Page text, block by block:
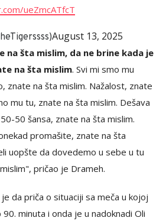
ueZmcATfcT
August 13, 2025
na šta mislim, da ne brine kada je
na šta mislim. Svi mi smo mu
znate na šta mislim. Nažalost, znate
mu tu, znate na šta mislim. Dešava
50 šansa, znate na šta mislim.
promašite, znate na šta
uopšte da dovedemo u sebe u tu
pričao je Drameh.
da priča o situaciji sa meča u kojoj
minuta i onda je u nadoknadi Oli